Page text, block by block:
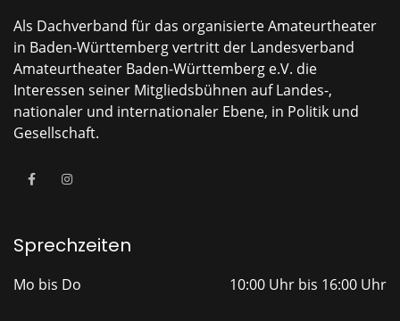
Als Dachverband für das organisierte Amateurtheater
in Baden-Württemberg vertritt der Landesverband
Amateurtheater Baden-Württemberg e.V. die
Interessen seiner Mitgliedsbühnen auf Landes-,
nationaler und internationaler Ebene, in Politik und
Gesellschaft.
Sprechzeiten
Mo bis Do 10:00 Uhr bis 16:00 Uhr